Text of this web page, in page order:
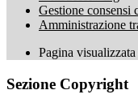
Gestione consensi
Amministrazione
Pagina visualizzata
Sezione Copyright